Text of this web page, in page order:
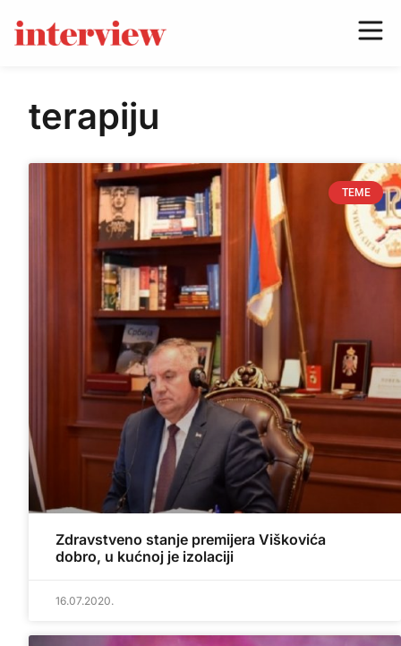
terapiju
TEME
Zdravstveno stanje premijera Viškovića
dobro, u kućnoj je izolaciji
16.07.2020.